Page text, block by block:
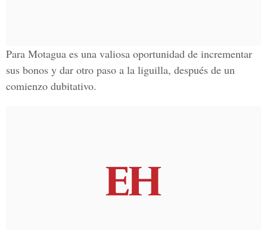
Para Motagua es una valiosa oportunidad de incrementar
sus bonos y dar otro paso a la liguilla, después de un
comienzo dubitativo.